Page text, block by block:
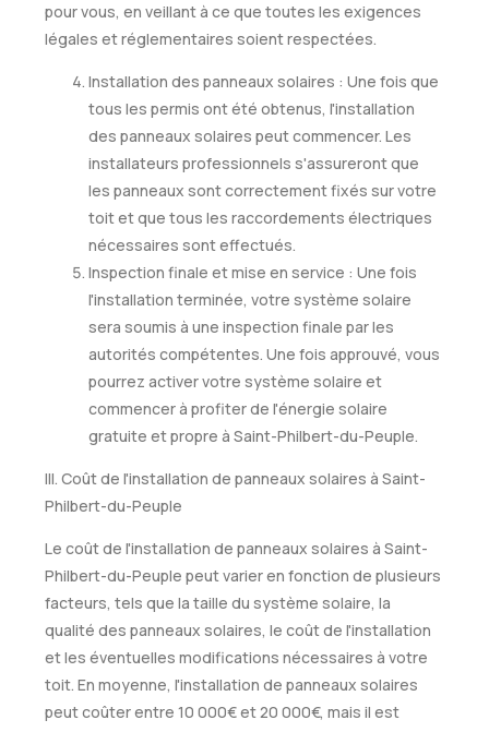
pour vous, en veillant à ce que toutes les exigences
légales et réglementaires soient respectées.
Installation des panneaux solaires : Une fois que
tous les permis ont été obtenus, l'installation
des panneaux solaires peut commencer. Les
installateurs professionnels s'assureront que
les panneaux sont correctement fixés sur votre
toit et que tous les raccordements électriques
nécessaires sont effectués.
Inspection finale et mise en service : Une fois
l'installation terminée, votre système solaire
sera soumis à une inspection finale par les
autorités compétentes. Une fois approuvé, vous
pourrez activer votre système solaire et
commencer à profiter de l'énergie solaire
gratuite et propre à Saint-Philbert-du-Peuple.
III. Coût de l'installation de panneaux solaires à Saint-
Philbert-du-Peuple
Le coût de l'installation de panneaux solaires à Saint-
Philbert-du-Peuple peut varier en fonction de plusieurs
facteurs, tels que la taille du système solaire, la
qualité des panneaux solaires, le coût de l'installation
et les éventuelles modifications nécessaires à votre
toit. En moyenne, l'installation de panneaux solaires
peut coûter entre 10 000€ et 20 000€, mais il est